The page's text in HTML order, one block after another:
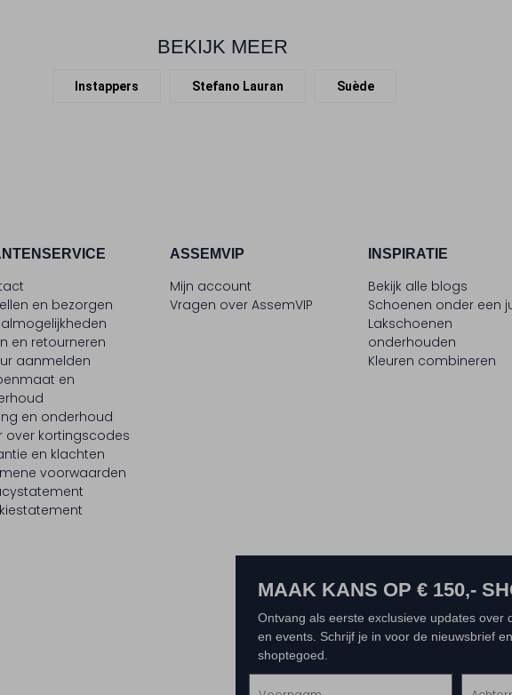
BEKIJK MEER
Instappers Stefano Lauran Suède
en bezorgen
en retourneren
aanmelden
en
en onderhoud
over kortingscodes
en klachten
voorwaarden
ASSEMVIP
Mijn account
Vragen over AssemVIP
INSPIRATIE
Bekijk alle blogs
Schoenen onder een
Lakschoenen
onderhouden
Kleuren combineren
MAAK KANS OP € 150,-
Ontvang als eerste exclusieve updates over
en events. Schrijf je in voor de nieuwsbrief
shoptegoed.